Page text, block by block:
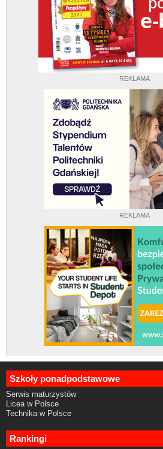
REKLAMA
REKLAMA
Szkoły ponadpodstawowe
Serwis maturzystów
Licea w Polsce
Technika w Polsce
Rankingi